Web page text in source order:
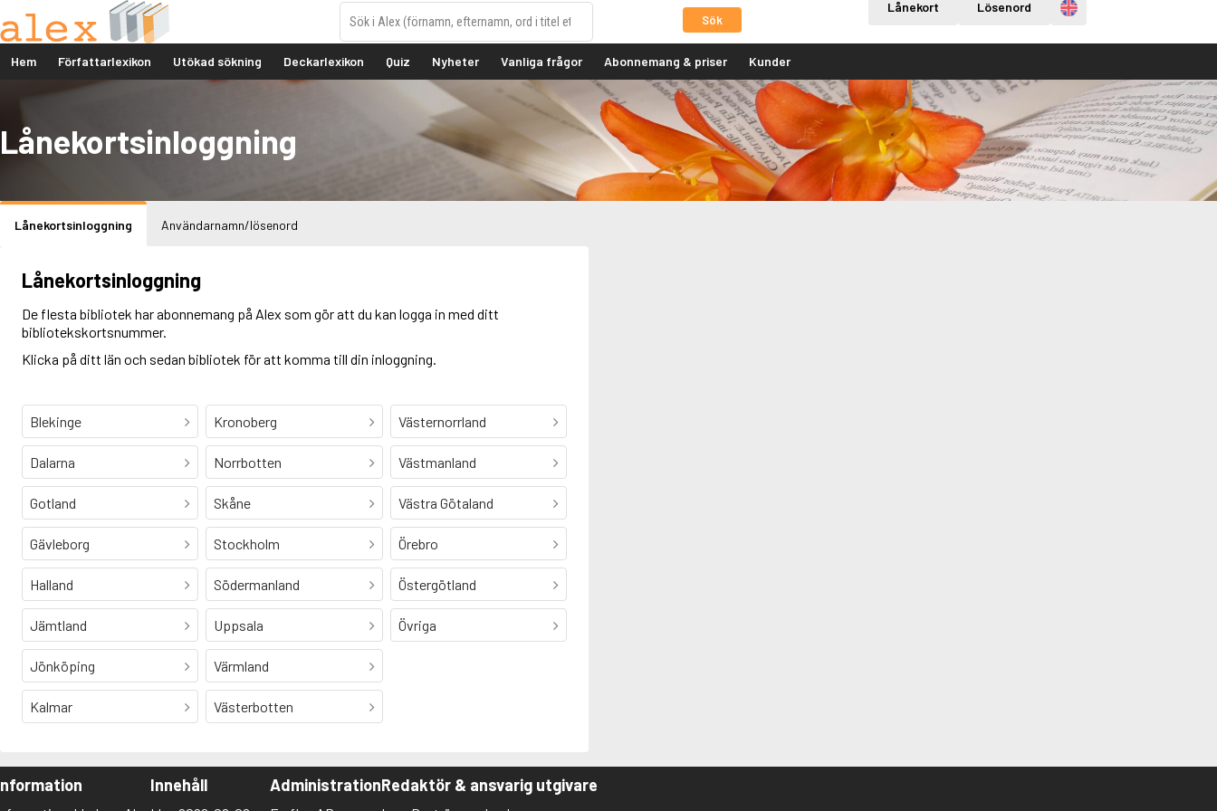
Sök
Lånekort Lösenord Engelska
Hem Författarlexikon Utökad sökning Deckarlexikon Quiz Nyheter Vanliga frågor Abonnemang & priser Kunder
Lånekortsinloggning
Lånekortsinloggning Användarnamn/lösenord
Lånekortsinloggning
De flesta bibliotek har abonnemang på Alex som gör att du kan logga in med ditt
bibliotekskortsnummer.
Klicka på ditt län och sedan bibliotek för att komma till din inloggning.
Blekinge
Dalarna
Gotland
Gävleborg
Halland
Jämtland
Jönköping
Kalmar
Kronoberg
Norrbotten
Skåne
Stockholm
Södermanland
Uppsala
Värmland
Västerbotten
Västernorrland
Västmanland
Västra Götaland
Örebro
Östergötland
Övriga
Innehåll AdministrationRedaktör & ansvarig utgivare